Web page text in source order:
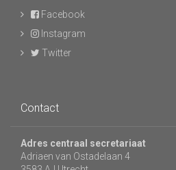
Facebook
Instagram
Twitter
Contact
Adres centraal secretariaat
Adriaen van Ostadelaan 4